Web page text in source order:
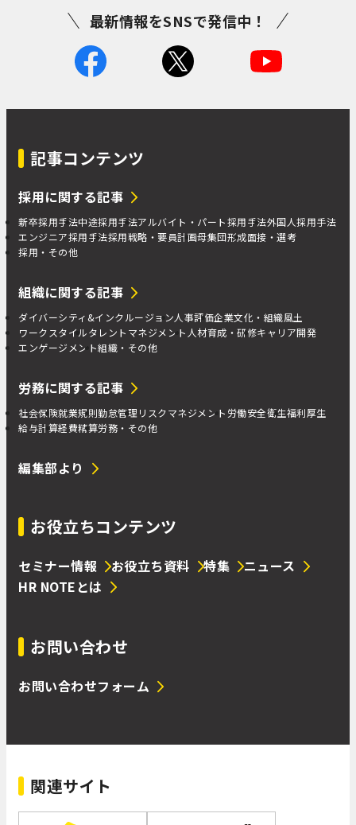
最新情報をSNSで発信中！
記事コンテンツ
採用に関する記事
新卒採用手法中途採用手法アルバイト・パート採用手法外国人採用手法
エンジニア採用手法採用戦略・要員計画母集団形成面接・選考
採用・その他
組織に関する記事
ダイバーシティ&インクルージョン人事評価企業文化・組織風土
ワークスタイルタレントマネジメント 人材育成・研修キャリア開発
エンゲージメント組織・その他
労務に関する記事
社会保険就業規則勤怠管理 リスクマネジメント 労働安全衛生福利厚生
給与計算経費精算労務・その他
編集部より
お役立ちコンテンツ
セミナー情報 お役立ち資料 特集
ニュース
HR NOTEとは
お問い合わせ
お問い合わせフォーム
関連サイト